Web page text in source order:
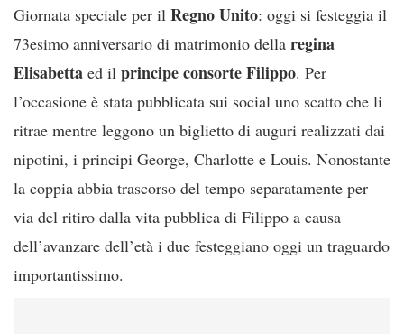
Giornata speciale per il Regno Unito: oggi si festeggia il
73esimo anniversario di matrimonio della regina
Elisabetta ed il principe consorte Filippo. Per
l’occasione è stata pubblicata sui social uno scatto che li
ritrae mentre leggono un biglietto di auguri realizzati dai
nipotini, i principi George, Charlotte e Louis. Nonostante
la coppia abbia trascorso del tempo separatamente per
via del ritiro dalla vita pubblica di Filippo a causa
dell’avanzare dell’età i due festeggiano oggi un traguardo
importantissimo.